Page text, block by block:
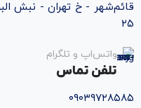
۲۵
واتس‌اپ و تلگرام
تلفن تماس
۰۹۰۳۹۷۲۸۵۸۵